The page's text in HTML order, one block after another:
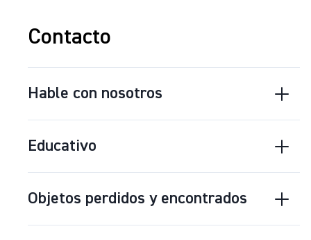
Contacto
Hable con nosotros
Educativo
Objetos perdidos y encontrados